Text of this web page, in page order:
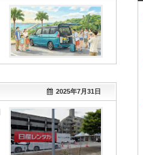
2025年7月31日